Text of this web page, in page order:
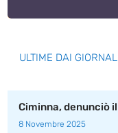
ULTIME DAI
Ciminna, denunciò
8 Novembre 2025